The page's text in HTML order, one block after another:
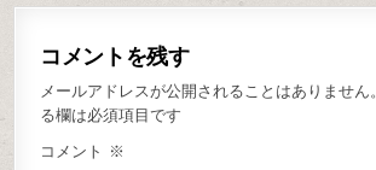
コメントを残す
メールアドレスが公開されることはありません。
る欄は必須項目です
コメント ※